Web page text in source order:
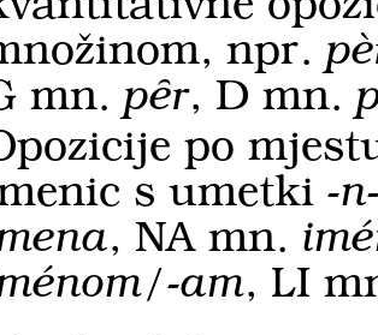
npr.
mn. pȇr, D mn.
po
s umetki -
, NA mn.
am, LI